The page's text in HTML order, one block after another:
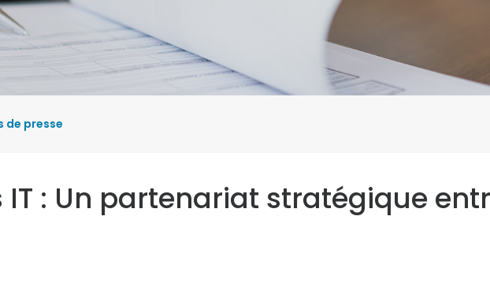
Garanties sur la Tunisie
Placement en Devise
ressources de la banque
de presse
: Un partenariat stratégique